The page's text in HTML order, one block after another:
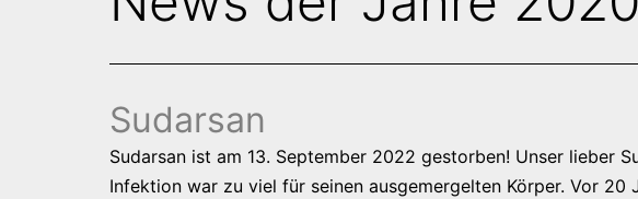
Sudarsan
Sudarsan ist am 13. September 2022 gestorben! Unser lieber
Infektion war zu viel für seinen ausgemergelten Körper. Vor